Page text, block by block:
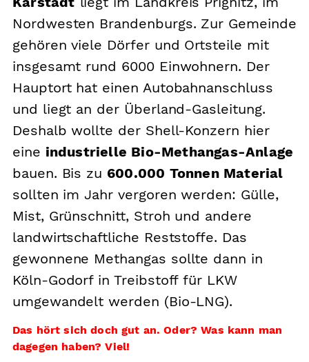
Argumente
Fragen und Antworten
Ansiedlung von Tiermastanlagen
Arbeitsplätze
Sicherheit
Grundkonsens
Kontakt
Nordwesten Brandenburgs. Zur Gemeinde
gehören viele Dörfer und Ortsteile mit
insgesamt rund 6000 Einwohnern. Der
Hauptort hat einen Autobahnanschluss
und liegt an der Überland-Gasleitung.
Deshalb wollte der Shell-Konzern hier
eine industrielle Bio-Methangas-Anlage
bauen. Bis zu 600.000 Tonnen Material
sollten im Jahr vergoren werden: Gülle,
Mist, Grünschnitt, Stroh und andere
landwirtschaftliche Reststoffe. Das
gewonnene Methangas sollte dann in
Köln-Godorf in Treibstoff für LKW
umgewandelt werden (Bio-LNG).
Das hört sich doch gut an. Oder? Was kann man
dagegen haben? Viel!